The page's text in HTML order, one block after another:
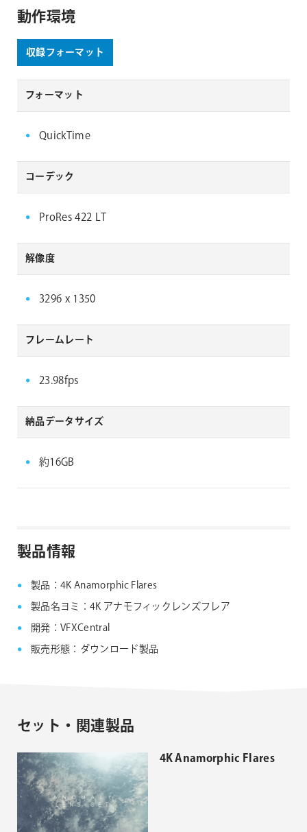
動作環境
収録フォーマット
フォーマット
QuickTime
コーデック
ProRes 422 LT
解像度
3296 x 1350
フレームレート
23.98fps
納品データサイズ
約16GB
製品情報
製品：4K Anamorphic Flares
製品名ヨミ：4K アナモフィックレンズフレア
開発：VFXCentral
販売形態：ダウンロード製品
セット・関連製品
4K Anamorphic Flares